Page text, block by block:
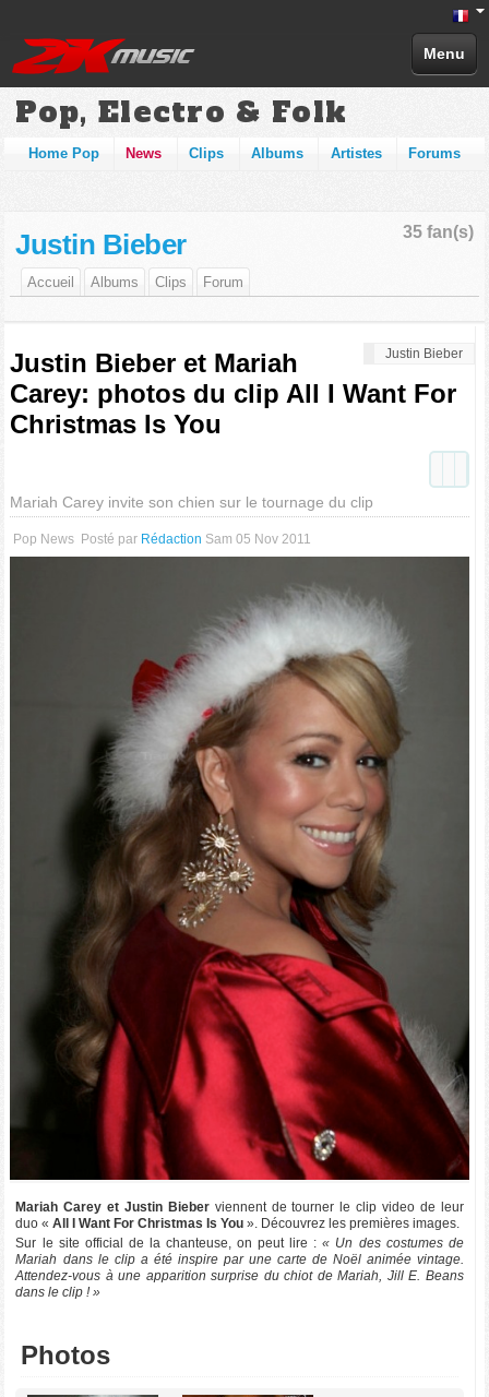
Menu
Pop, Electro & Folk
Home Pop News Clips Albums Artistes Forums
35 fan(s)
Justin Bieber
Accueil Albums Clips Forum
Justin Bieber
Justin Bieber et Mariah
Carey: photos du clip All I Want For
Christmas Is You
Mariah Carey invite son chien sur le tournage du clip
Pop News Posté par Rédaction Sam 05 Nov 2011
Mariah Carey et Justin Bieber viennent de tourner le clip video de leur
duo «All I Want For Christmas Is You ». Découvrez les premières images.
Sur le site official de la chanteuse, on peut lire :« Un des costumes de
Mariah dans le clip a été inspire par une carte de Noël animée vintage.
Attendez-vous à une apparition surprise du chiot de Mariah, Jill E. Beans
dans le clip ! »
Photos